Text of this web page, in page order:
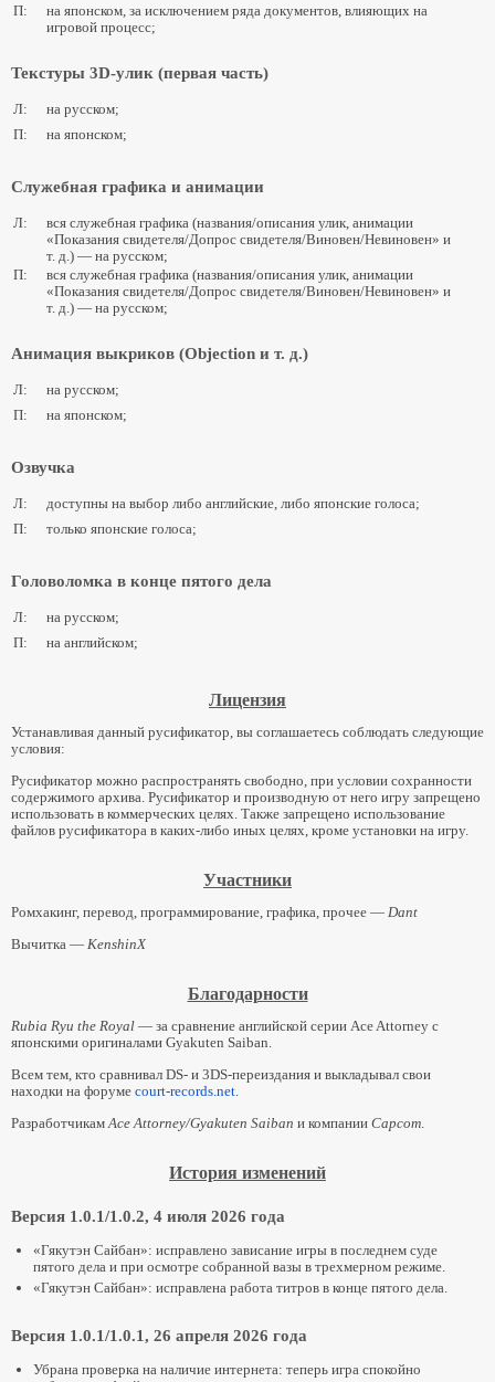
П:
на японском, за исключением ряда документов, влияющих на
игровой процесс;
Текстуры 3D-улик (первая часть)
Л:
на русском;
П:
на японском;
Служебная графика и анимации
Л:
вся служебная графика (названия/описания улик, анимации
«Показания свидетеля/Допрос свидетеля/Виновен/Невиновен» и
т. д.) — на русском;
П:
вся служебная графика (названия/описания улик, анимации
«Показания свидетеля/Допрос свидетеля/Виновен/Невиновен» и
т. д.) — на русском;
Анимация выкриков (Objection и т. д.)
Л:
на русском;
П:
на японском;
Озвучка
Л:
доступны на выбор либо английские, либо японские голоса;
П:
только японские голоса;
Головоломка в конце пятого дела
Л:
на русском;
П:
на английском;
Лицензия
Устанавливая данный русификатор, вы соглашаетесь соблюдать следующие
условия:
Русификатор можно распространять свободно, при условии сохранности
содержимого архива. Русификатор и производную от него игру запрещено
использовать в коммерческих целях. Также запрещено использование
файлов русификатора в каких-либо иных целях, кроме установки на игру.
Участники
Ромхакинг, перевод, программирование, графика, прочее — Dant
Вычитка — KenshinX
Благодарности
Rubia Ryu the Royal — за сравнение английской серии Ace Attorney с
японскими оригиналами Gyakuten Saiban.
Всем тем, кто сравнивал DS- и 3DS-переиздания и выкладывал свои
находки на форуме court-records.net.
РазработчикамAce Attorney/Gyakuten Saiban и компании Capcom.
История изменений
Версия 1.0.1/1.0.2, 4 июля 2026 года
«Гякутэн Сайбан»: исправлено зависание игры в последнем суде
пятого дела и при осмотре собранной вазы в трехмерном режиме.
«Гякутэн Сайбан»: исправлена работа титров в конце пятого дела.
Версия 1.0.1/1.0.1, 26 апреля 2026 года
Убрана проверка на наличие интернета: теперь игра спокойно